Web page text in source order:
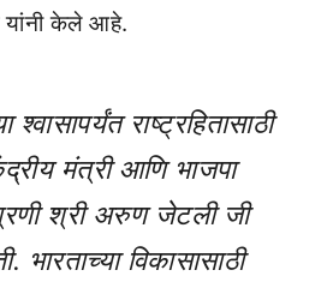
यांनी केले आहे.
राष्ट्रहितासाठी
मंत्री आणि भाजपा
श्री अरुण जेटली जी
विकासासाठी